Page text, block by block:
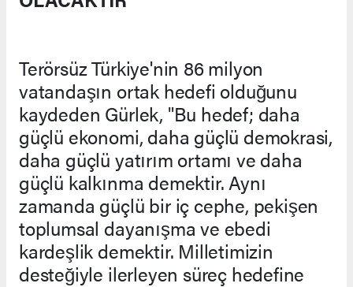
Terörsüz Türkiye'nin 86 milyon
vatandaşın ortak hedefi olduğunu
kaydeden Gürlek, "Bu hedef; daha
güçlü ekonomi, daha güçlü demokrasi,
daha güçlü yatırım ortamı ve daha
güçlü kalkınma demektir. Aynı
zamanda güçlü bir iç cephe, pekişen
toplumsal dayanışma ve ebedi
kardeşlik demektir. Milletimizin
desteğiyle ilerleyen süreç hedefine